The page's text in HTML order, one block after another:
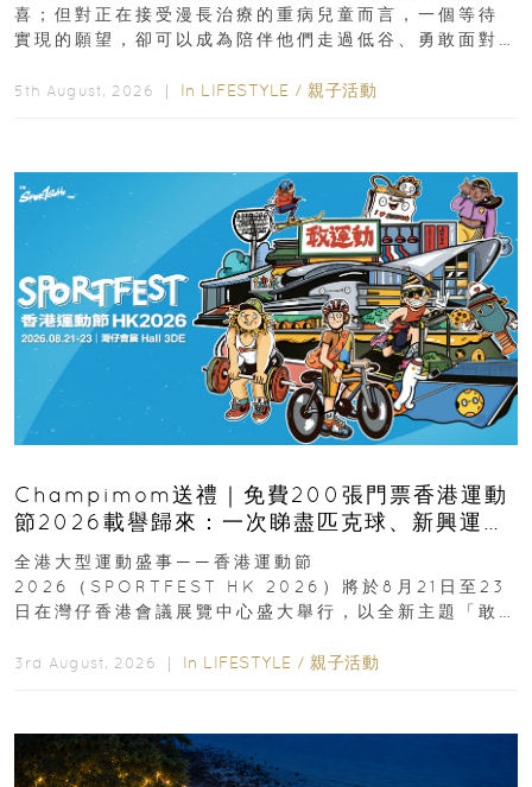
喜；但對正在接受漫長治療的重病兒童而言，一個等待
實現的願望，卻可以成為陪伴他們走過低谷、勇敢面對
5th August, 2026 ｜ In LIFESTYLE / 親子活動
Champimom送禮｜免費200張門票香港運動
節2026載譽歸來：一次睇盡匹克球、新興運
動、街舞比賽＋逾百運動品牌展覽
全港大型運動盛事——香港運動節
2026（SPORTFEST HK 2026）將於8月21日至23
日在灣仔香港會議展覽中心盛大舉行，以全新主題「敢
3rd August, 2026 ｜ In LIFESTYLE / 親子活動